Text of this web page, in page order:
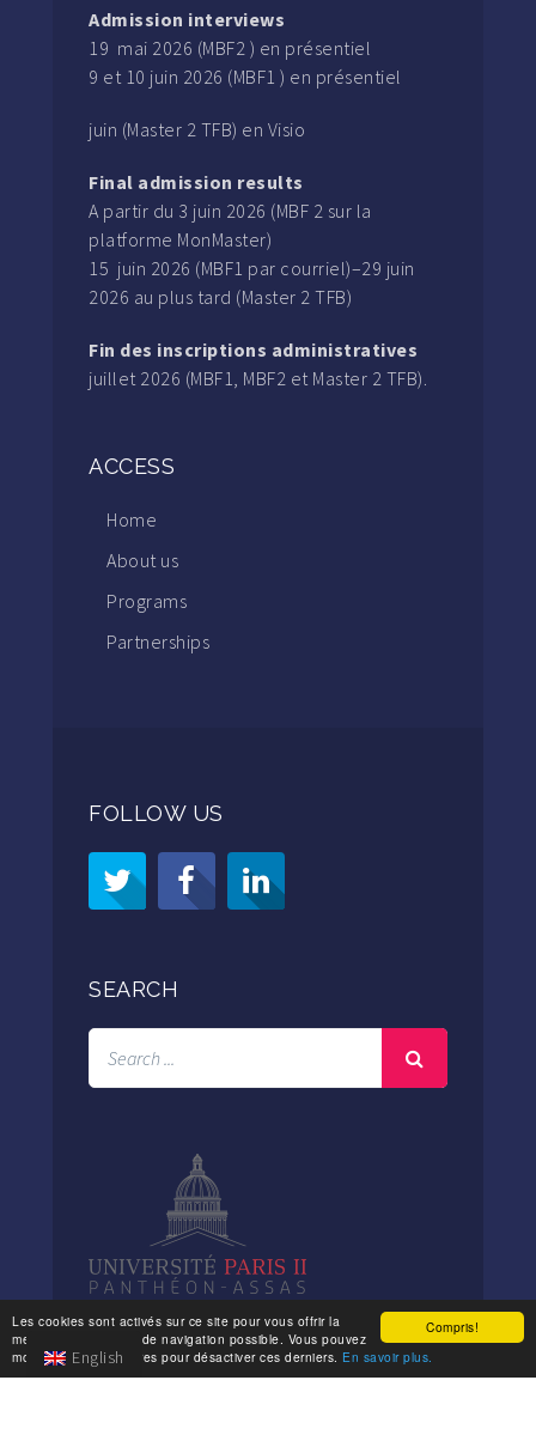
Compris!
Les cookies sont activés sur ce site pour vous offrir la
meilleure expérience de navigation possible. Vous pouvez
modifier vos paramètres pour désactiver ces derniers. En savoir plus.
Admission interviews
19 mai 2026 (MBF2 ) en présentiel
9 et 10 juin 2026 (MBF1 ) en présentiel
juin (Master 2 TFB) en Visio
Final admission results
A partir du 3 juin 2026 (MBF 2 sur la
platforme MonMaster)
15 juin 2026 (MBF1 par courriel)–29 juin
2026 au plus tard (Master 2 TFB)
Fin des inscriptions administratives
juillet 2026 (MBF1, MBF2 et Master 2 TFB).
ACCESS
Home
About us
Programs
Partnerships
FOLLOW US
SEARCH
English